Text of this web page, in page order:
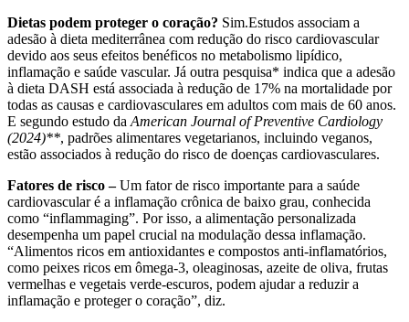
Dietas podem proteger o coração? Sim.Estudos associam a
adesão à dieta mediterrânea com redução do risco cardiovascular
devido aos seus efeitos benéficos no metabolismo lipídico,
inflamação e saúde vascular. Já outra pesquisa* indica que a adesão
à dieta DASH está associada à redução de 17% na mortalidade por
todas as causas e cardiovasculares em adultos com mais de 60 anos.
E segundo estudo da American Journal of Preventive Cardiology
(2024)**, padrões alimentares vegetarianos, incluindo veganos,
estão associados à redução do risco de doenças cardiovasculares.
Fatores de risco –Um fator de risco importante para a saúde
cardiovascular é a inflamação crônica de baixo grau, conhecida
como “inflammaging”. Por isso, a alimentação personalizada
desempenha um papel crucial na modulação dessa inflamação.
“Alimentos ricos em antioxidantes e compostos anti-inflamatórios,
como peixes ricos em ômega-3, oleaginosas, azeite de oliva, frutas
vermelhas e vegetais verde-escuros, podem ajudar a reduzir a
inflamação e proteger o coração”, diz.